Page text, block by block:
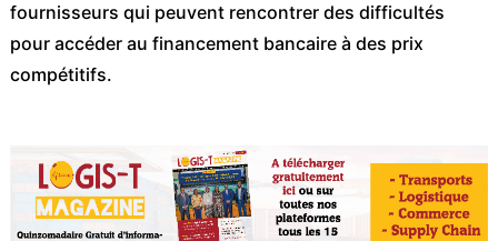
fournisseurs qui peuvent rencontrer des difficultés
pour accéder au financement bancaire à des prix
compétitifs.